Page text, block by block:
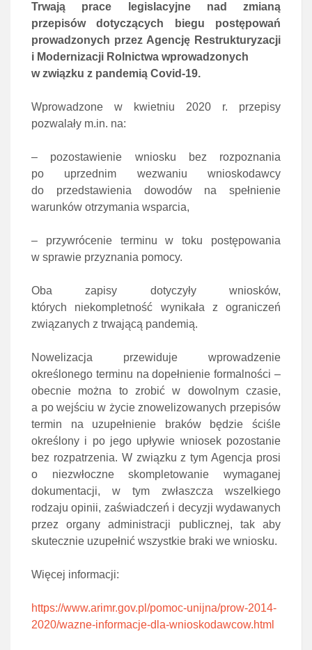
Trwają prace legislacyjne nad zmianą
przepisów dotyczących biegu postępowań
prowadzonych przez Agencję Restrukturyzacji
i Modernizacji Rolnictwa wprowadzonych
w związku z pandemią Covid-19.
Wprowadzone w kwietniu 2020 r. przepisy
pozwalały m.in. na:
– pozostawienie wniosku bez rozpoznania
po uprzednim wezwaniu wnioskodawcy
do przedstawienia dowodów na spełnienie
warunków otrzymania wsparcia,
– przywrócenie terminu w toku postępowania
w sprawie przyznania pomocy.
Oba zapisy dotyczyły wniosków,
których niekompletność wynikała z ograniczeń
związanych z trwającą pandemią.
Nowelizacja przewiduje wprowadzenie
określonego terminu na dopełnienie formalności –
obecnie można to zrobić w dowolnym czasie,
a po wejściu w życie znowelizowanych przepisów
termin na uzupełnienie braków będzie ściśle
określony i po jego upływie wniosek pozostanie
bez rozpatrzenia. W związku z tym Agencja prosi
o niezwłoczne skompletowanie wymaganej
dokumentacji, w tym zwłaszcza wszelkiego
rodzaju opinii, zaświadczeń i decyzji wydawanych
przez organy administracji publicznej, tak aby
skutecznie uzupełnić wszystkie braki we wniosku.
Więcej informacji:
https://www.arimr.gov.pl/pomoc-unijna/prow-2014-
2020/wazne-informacje-dla-wnioskodawcow.html